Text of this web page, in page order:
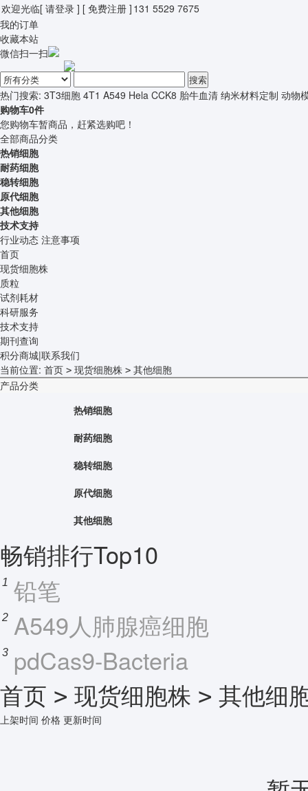
欢迎光临[ 请登录 ] [ 免费注册 ] 131 5529 7675
我的订单
收藏本站
微信扫一扫
搜索
热门搜索: 3T3细胞 4T1 A549 Hela CCK8 胎牛血清 纳米材料定制 动物
购物车0件
您购物车暂商品，赶紧选购吧！
全部商品分类
热销细胞
耐药细胞
稳转细胞
原代细胞
其他细胞
技术支持
行业动态 注意事项
首页
现货细胞株
质粒
试剂耗材
科研服务
技术支持
期刊查询
积分商城|联系我们
当前位置: 首页 > 现货细胞株 > 其他细胞
产品分类
热销细胞
耐药细胞
稳转细胞
原代细胞
其他细胞
畅销排行Top10
1 铅笔
2 A549人肺腺癌细胞
3 pdCas9-Bacteria
首页 > 现货细胞株 > 其他细
上架时间 价格 更新时间